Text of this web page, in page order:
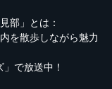
部」とは：
を散歩しながら魅力
で放送中！